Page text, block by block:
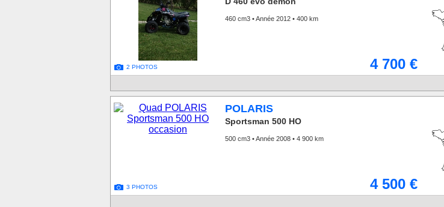
2 PHOTOS
460 cm3 • Année 2012 • 400 km
4 700 €
3 PHOTOS
POLARIS
Sportsman 500 HO
500 cm3 • Année 2008 • 4 900 km
4 500 €